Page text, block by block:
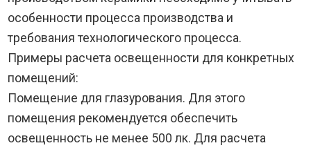
особенности процесса производства и
требования технологического процесса.
Примеры расчета освещенности для конкретных
помещений:
Помещение для глазурования. Для этого
помещения рекомендуется обеспечить
освещенность не менее 500 лк. Для расчета